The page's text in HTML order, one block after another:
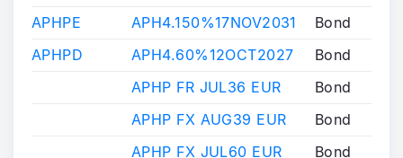
APHPE APH4.150%17NOV2031
Bond
APHPD
APH4.60%12OCT2027
Bond
APHP FR JUL36 EUR
Bond
APHP FX AUG39 EUR
Bond
APHP FX JUL60 EUR
Bond